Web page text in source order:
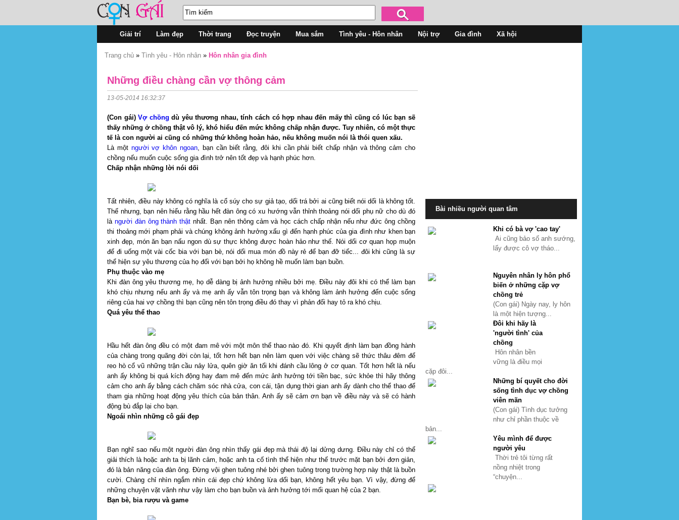
Giải trí Làm đẹp Thời trang Đọc truyện Mua sắm Tình yêu - Hôn nhân Nội trợ Gia đình Xã hội
Trang chủ » Tình yêu - Hôn nhân » Hôn nhân gia đình
Những điều chàng cần vợ thông cảm
13-05-2014 16:32:37
(Con gái)Vợ chồng dù yêu thương nhau, tính cách có hợp nhau đến mấy thì cũng có lúc bạn sẽ
thấy những ở chồng thật vô lý, khó hiểu đến mức không chấp nhận được. Tuy nhiên, có một thực
tế là con người ai cũng có những thứ không hoàn hảo, nếu không muốn nói là thói quen xấu.
Là một người vợ khôn ngoan, bạn cần biết rằng, đôi khi cần phải biết chấp nhận và thông cảm cho
chồng nếu muốn cuộc sống gia đình trở nên tốt đẹp và hạnh phúc hơn.
Chấp nhận những lời nói dối
Tất nhiên, điều này không có nghĩa là cổ súy cho sự giả tạo, dối trá bởi ai cũng biết nói dối là không tốt.
Thế nhưng, bạn nên hiểu rằng hầu hết đàn ông có xu hướng vẫn thỉnh thoảng nói dối phụ nữ cho dù đó
là người đàn ông thành thật nhất. Bạn nên thông cảm và học cách chấp nhận nếu như đức ông chồng
thi thoảng mới phạm phải và chúng không ảnh hưởng xấu gì đến hạnh phúc của gia đình như khen bạn
xinh đẹp, món ăn bạn nấu ngon dù sự thực không được hoàn hảo như thế. Nói dối cơ quan họp muộn
để đi uống một vài cốc bia với bạn bè, nói dối mua món đồ này rẻ để bạn đỡ tiếc... đôi khi cũng là sự
thể hiện sự yêu thương của họ đối với bạn bởi họ không hề muốn làm bạn buồn.
Phụ thuộc vào mẹ
Khi đàn ông yêu thương mẹ, họ dễ dàng bị ảnh hưởng nhiều bởi mẹ. Điều này đôi khi có thể làm bạn
khó chịu nhưng nếu anh ấy và mẹ anh ấy vẫn tôn trọng bạn và không làm ảnh hưởng đến cuộc sống
riêng của hai vợ chồng thì bạn cũng nên tôn trọng điều đó thay vì phản đối hay tỏ ra khó chịu.
Quá yêu thể thao
Hầu hết đàn ông đều có một đam mê với một môn thể thao nào đó. Khi quyết định làm bạn đồng hành
của chàng trong quãng đời còn lại, tốt hơn hết bạn nên làm quen với việc chàng sẽ thức thâu đêm để
reo hò cổ vũ những trận cầu nảy lửa, quên giờ ăn tối khi đánh cầu lông ở cơ quan. Tốt hơn hết là nếu
anh ấy không bị quá kích động hay đam mê đến mức ảnh hưởng tới tiền bạc, sức khỏe thì hãy thông
cảm cho anh ấy bằng cách chăm sóc nhà cửa, con cái, tận dụng thời gian anh ấy dành cho thể thao để
tham gia những hoạt động yêu thích của bản thân. Anh ấy sẽ cảm ơn bạn về điều này và sẽ có hành
động bù đắp lại cho bạn.
Ngoái nhìn những cô gái đẹp
Bạn nghĩ sao nếu một người đàn ông nhìn thấy gái đẹp mà thái độ lại dửng dưng. Điều này chỉ có thể
giải thích là hoặc anh ta bị lãnh cảm, hoặc anh ta cố tình thể hiện như thế trước mặt bạn bởi đơn giản,
đó là bản năng của đàn ông. Đừng vội ghen tuông nhé bởi ghen tuông trong trường hợp này thật là buồn
cười. Chàng chỉ nhìn ngắm nhìn cái đẹp chứ không lừa dối bạn, không hết yêu bạn. Vì vậy, đừng để
những chuyện vặt vãnh như vậy làm cho bạn buồn và ảnh hưởng tới mối quan hệ của 2 bạn.
Bạn bè, bia rượu và game
Bài nhiều người quan tâm
Khi có bà vợ 'cao tay'
Ai cũng bảo số anh sướng,
lấy được cô vợ tháo...
Nguyên nhân ly hôn phổ
biến ở những cặp vợ
chồng trẻ
(Con gái) Ngày nay, ly hôn
là một hiện tượng...
Đôi khi hãy là
'người tình' của
chồng
Hôn nhân bền
vững là điều mọi
cặp đôi...
Những bí quyết cho đời
sống tình dục vợ chồng
viên mãn
(Con gái) Tình dục tưởng
như chỉ phần thuộc về
bản...
Yêu mình để được
người yêu
Thời trẻ tôi từng rất
nồng nhiệt trong
“chuyện...